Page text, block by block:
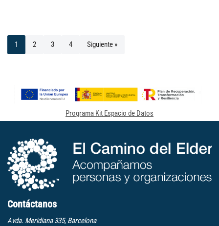
1 2 3 4 Siguiente »
Programa Kit Espacio de Datos
Contáctanos
Avda. Meridiana 335, Barcelona